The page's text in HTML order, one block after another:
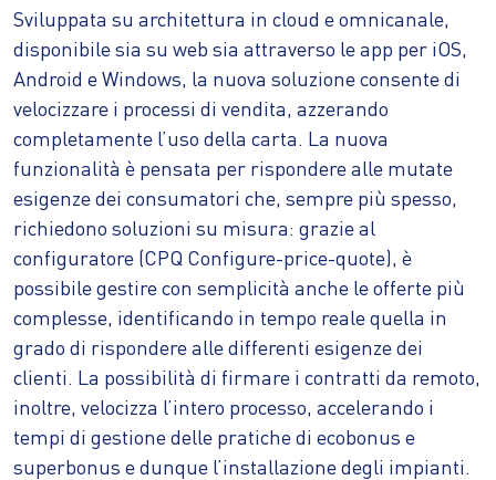
Sviluppata su architettura in cloud e omnicanale,
disponibile sia su web sia attraverso le app per iOS,
Android e Windows, la nuova soluzione consente di
velocizzare i processi di vendita, azzerando
completamente l’uso della carta. La nuova
funzionalità è pensata per rispondere alle mutate
esigenze dei consumatori che, sempre più spesso,
richiedono soluzioni su misura: grazie al
configuratore (CPQ Configure-price-quote), è
possibile gestire con semplicità anche le offerte più
complesse, identificando in tempo reale quella in
grado di rispondere alle differenti esigenze dei
clienti. La possibilità di firmare i contratti da remoto,
inoltre, velocizza l’intero processo, accelerando i
tempi di gestione delle pratiche di ecobonus e
superbonus e dunque l’installazione degli impianti.